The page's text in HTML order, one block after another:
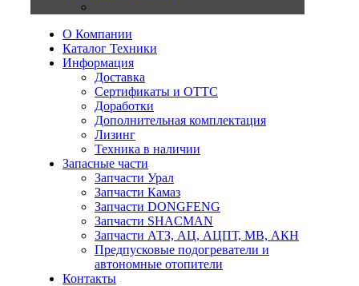
О Компании
Каталог Техники
Информация
Доставка
Сертификаты и ОТТС
Доработки
Дополнительная комплектация
Лизинг
Техника в наличии
Запасные части
Запчасти Урал
Запчасти Камаз
Запчасти DONGFENG
Запчасти SHACMAN
Запчасти АТЗ, АЦ, АЦПТ, МВ, АКН
Предпусковые подогреватели и
автономные отопители
Контакты